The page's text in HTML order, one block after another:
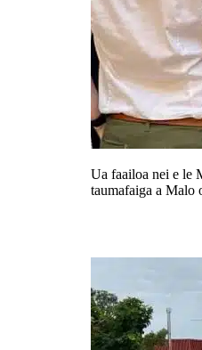
Ua faailoa nei e le
taumafaiga a Malo